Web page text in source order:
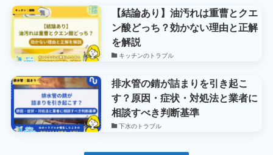
【結論あり】油汚れは重曹とクエ
ン酸どっち？効かない理由と正解
を解説
キッチンのトラブル
排水管の錆が詰まりを引き起こ
す？原因・症状・対処法と業者に
相談すべき判断基準
下水のトラブル